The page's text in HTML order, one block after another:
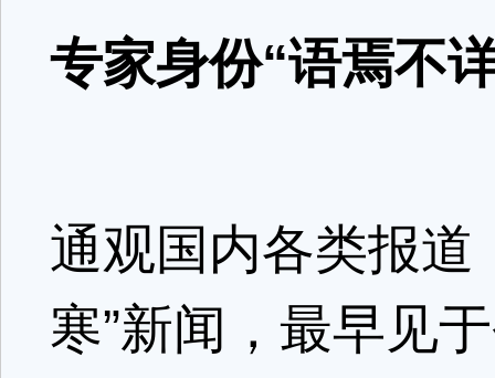
专家身份“语焉不
通观国内各类报道
寒”新闻，最早见